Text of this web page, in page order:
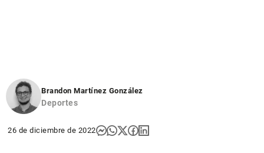
Brandon Martínez González
Deportes
26 de diciembre de 2022